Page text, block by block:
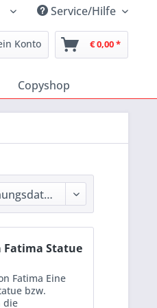
Katholischer Medienshop
Service/Hilfe
Konto € 0,00 *
Copyshop
Fatima Statue
Fatima Eine
bzw.
die